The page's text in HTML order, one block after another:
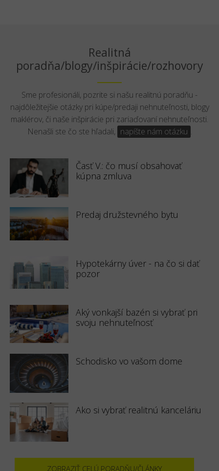
Realitná
poradňa/blogy/inšpirácie/rozhovory
Sme profesionáli, pozrite si našu realitnú poradňu -
najdôležitejšie otázky pri kúpe/predaji nehnuteľnosti, blogy
maklérov, či naše inšpirácie pri zariaďovaní nehnuteľnosti.
Nenašli ste čo ste hľadali, napíšte nám otázku .
Časť V.: čo musí obsahovať
kúpna zmluva
Predaj družstevného bytu
Hypotekárny úver - na čo si dať
pozor
Aký vonkajší bazén si vybrať pri
svoju nehnuteľnosť
Schodisko vo vašom dome
Ako si vybrať realitnú kanceláriu
ZOBRAZIŤ CELÚ PORADŇU/ČLÁNKY